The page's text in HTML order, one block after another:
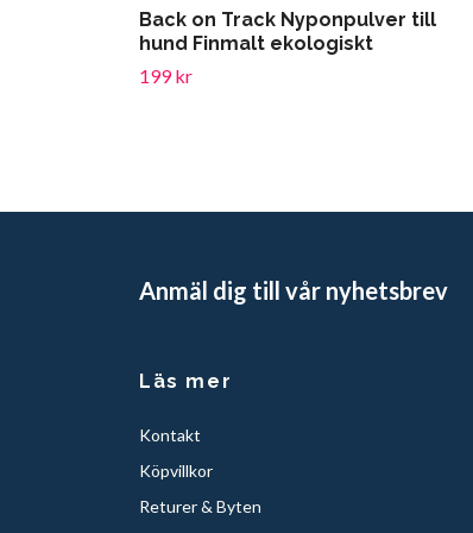
Back on Track Nyponpulver till
hund Finmalt ekologiskt
199 kr
Anmäl dig till vår nyhetsbrev
Läs mer
Kontakt
Köpvillkor
Returer & Byten